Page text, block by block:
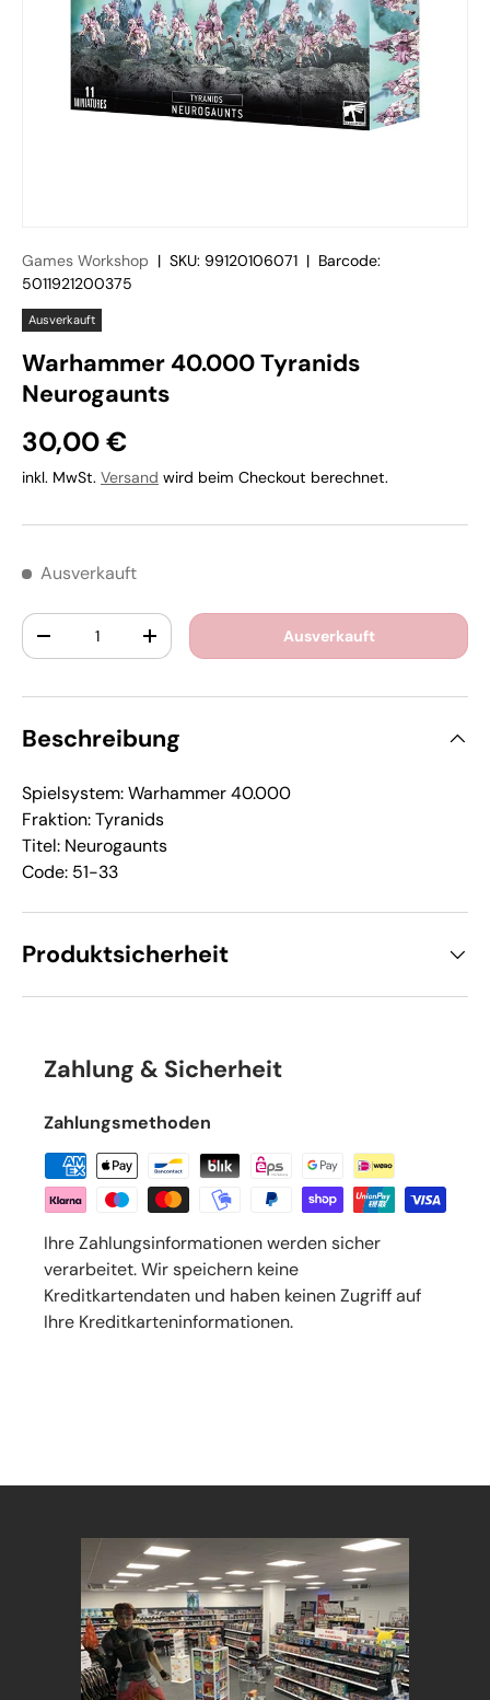
Games Workshop | SKU: 99120106071 | Barcode:
5011921200375
Ausverkauft
Warhammer 40.000 Tyranids
Neurogaunts
30,00 €
inkl. MwSt. Versand wird beim Checkout berechnet.
Ausverkauft
Anzahl
-
+ Ausverkauft
Beschreibung
Spielsystem: Warhammer 40.000
Fraktion: Tyranids
Titel: Neurogaunts
Code: 51-33
Produktsicherheit
Zahlung & Sicherheit
Zahlungsmethoden
Ihre Zahlungsinformationen werden sicher
verarbeitet. Wir speichern keine
Kreditkartendaten und haben keinen Zugriff auf
Ihre Kreditkarteninformationen.